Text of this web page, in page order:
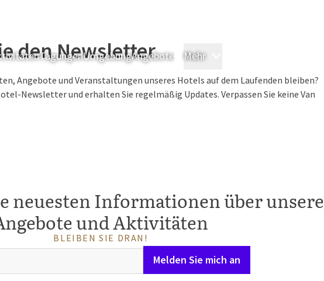
TagungenUmgebungAngebote Mehr
den Newsletter
Angebote und Veranstaltungen unseres Hotels auf dem Laufenden bleiben?
Newsletter und erhalten Sie regelmäßig Updates. Verpassen Sie keine Van
neuesten Informationen über unsere
und Aktivitäten
BLEIBEN SIE DRAN!
Melden Sie mich an